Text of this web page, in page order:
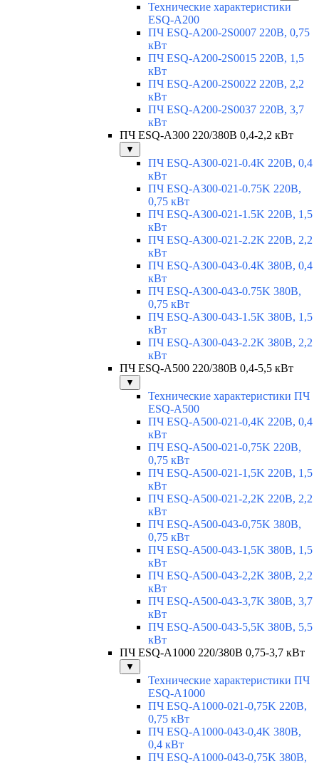
Технические характеристики
ESQ-A200
ПЧ ESQ-A200-2S0007 220В, 0,75
кВт
ПЧ ESQ-A200-2S0015 220В, 1,5
кВт
ПЧ ESQ-A200-2S0022 220В, 2,2
кВт
ПЧ ESQ-A200-2S0037 220В, 3,7
кВт
ПЧ ESQ-A300 220/380В 0,4-2,2 кВт
▼
ПЧ ESQ-A300-021-0.4K 220В, 0,4
кВт
ПЧ ESQ-A300-021-0.75K 220В,
0,75 кВт
ПЧ ESQ-A300-021-1.5K 220В, 1,5
кВт
ПЧ ESQ-A300-021-2.2K 220В, 2,2
кВт
ПЧ ESQ-A300-043-0.4K 380В, 0,4
кВт
ПЧ ESQ-A300-043-0.75K 380В,
0,75 кВт
ПЧ ESQ-A300-043-1.5K 380В, 1,5
кВт
ПЧ ESQ-A300-043-2.2K 380В, 2,2
кВт
ПЧ ESQ-A500 220/380В 0,4-5,5 кВт
▼
Технические характеристики ПЧ
ESQ-A500
ПЧ ESQ-A500-021-0,4K 220В, 0,4
кВт
ПЧ ESQ-A500-021-0,75K 220В,
0,75 кВт
ПЧ ESQ-A500-021-1,5K 220В, 1,5
кВт
ПЧ ESQ-A500-021-2,2K 220В, 2,2
кВт
ПЧ ESQ-A500-043-0,75K 380В,
0,75 кВт
ПЧ ESQ-A500-043-1,5K 380В, 1,5
кВт
ПЧ ESQ-A500-043-2,2K 380В, 2,2
кВт
ПЧ ESQ-A500-043-3,7K 380В, 3,7
кВт
ПЧ ESQ-A500-043-5,5K 380В, 5,5
кВт
ПЧ ESQ-A1000 220/380В 0,75-3,7 кВт
▼
Технические характеристики ПЧ
ESQ-A1000
ПЧ ESQ-A1000-021-0,75K 220В,
0,75 кВт
ПЧ ESQ-A1000-043-0,4K 380В,
0,4 кВт
ПЧ ESQ-A1000-043-0,75K 380В,